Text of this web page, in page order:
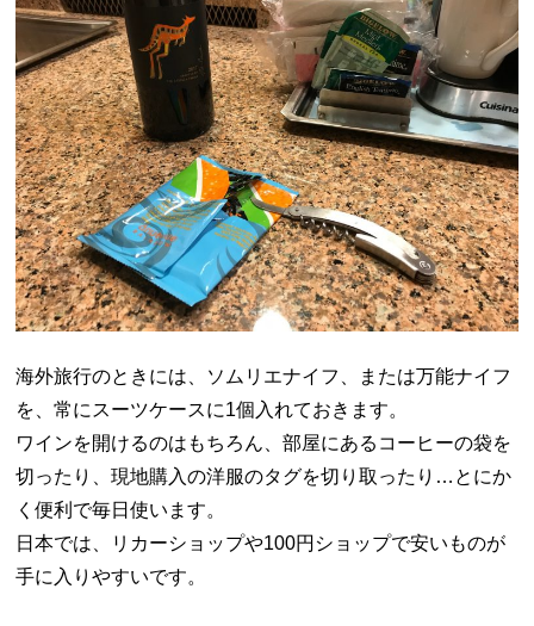
海外旅行のときには、ソムリエナイフ、または万能ナイフ
を、常にスーツケースに1個入れておきます。
ワインを開けるのはもちろん、部屋にあるコーヒーの袋を
切ったり、現地購入の洋服のタグを切り取ったり…とにか
く便利で毎日使います。
日本では、リカーショップや100円ショップで安いものが
手に入りやすいです。